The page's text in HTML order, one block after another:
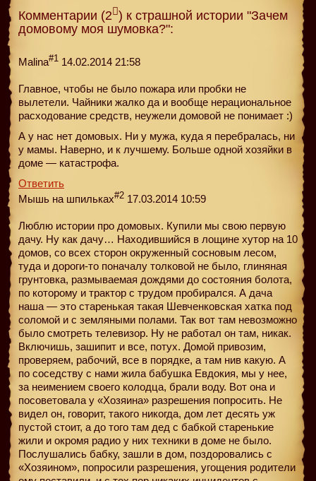
Комментарии (2 ) к страшной истории "Зачем
домовому моя шумовка?":
Malina#1 14.02.2014 21:58
Главное, чтобы не было пожара или пробки не
вылетели. Чайники жалко да и вообще нерациональное
расходование средств, неужели домовой не понимает :)
А у нас нет домовых. Ни у мужа, куда я перебралась, ни
у мамы. Наверно, и к лучшему. Больше одной хозяйки в
доме — катастрофа.
Ответить
Мышь на шпильках#2 17.03.2014 10:59
Люблю истории про домовых. Купили мы свою первую
дачу. Ну как дачу… Находившийся в лощине хутор на 10
домов, со всех сторон окруженный сосновым лесом,
туда и дороги-то поначалу толковой не было, глиняная
грунтовка, размываемая дождями до состояния болота,
по которому и трактор с трудом пробирался. А дача
наша — это старенькая такая Шевченковская хатка под
соломой и с земляными полами. Так вот там невозможно
было смотреть телевизор. Ну не работал он там, никак.
Включишь, зашипит и все, потух. Домой привозим,
проверяем, рабочий, все в порядке, а там нив какую. А
по соседству с нами жила бабушка Евдокия, мы у нее,
за неимением своего колодца, брали воду. Вот она и
посоветовала у «Хозяина» разрешения попросить. Не
видел он, говорит, такого никогда, дом лет десять уж
пустой стоит, а до того там дед с бабкой старенькие
жили и окромя радио у них техники в доме не было.
Послушались бабку, зашли в дом, поздоровались с
«Хозяином», попросили разрешения, угощения родители